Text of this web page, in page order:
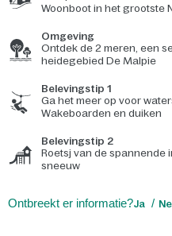
Woonboot in het grootste
Omgeving
Ontdek de 2 meren, een
heidegebied De Malpie
Belevingstip 1
Ga het meer op voor
Wakeboarden en duiken
Belevingstip 2
Roetsj van de spannende
sneeuw
Ontbreekt er informatie?Ja